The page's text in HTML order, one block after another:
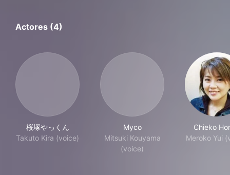
Actores (4)
桜塚やっくん
Takuto Kira (voice)
Myco
Mitsuki Kouyama
(voice)
Chieko
Meroko Yui